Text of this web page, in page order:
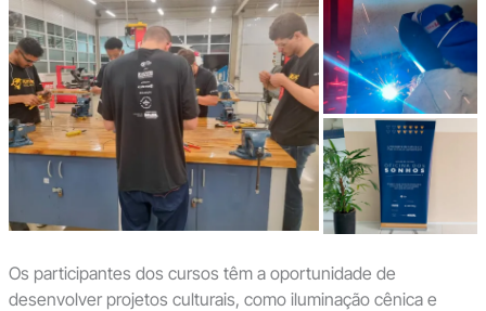
Os participantes dos cursos têm a oportunidade de
desenvolver projetos culturais, como iluminação cênica e